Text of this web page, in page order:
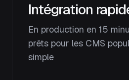
Intégration
En production en 15
prêts pour les CMS
simple